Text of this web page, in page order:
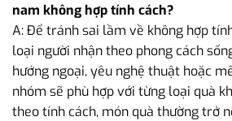
nam không hợp tính cách?
A: Để tránh sai lầm về không hợp
loại người nhận theo phong cách
hướng ngoại, yêu nghệ thuật hoặc
nhóm sẽ phù hợp với từng loại quà
theo tính cách, món quà thường trở